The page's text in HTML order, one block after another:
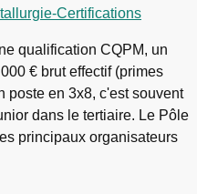
Certifications
qualification CQPM, un
€ brut effectif (primes
poste en 3x8, c'est souvent
dans le tertiaire. Le Pôle
principaux organisateurs